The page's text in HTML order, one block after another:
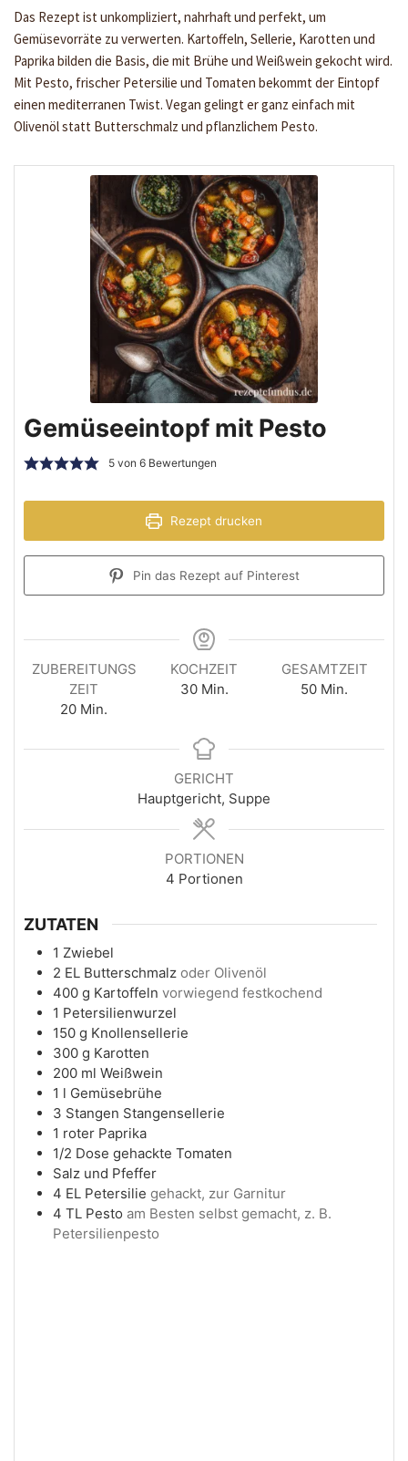
Das Rezept ist unkompliziert, nahrhaft und perfekt, um
Gemüsevorräte zu verwerten. Kartoffeln, Sellerie, Karotten und
Paprika bilden die Basis, die mit Brühe und Weißwein gekocht wird.
Mit Pesto, frischer Petersilie und Tomaten bekommt der Eintopf
einen mediterranen Twist. Vegan gelingt er ganz einfach mit
Olivenöl statt Butterschmalz und pflanzlichem Pesto.
Gemüseeintopf mit Pesto
5von 6Bewertungen
Rezept drucken
Pin das Rezept auf Pinterest
ZUBEREITUNGS
ZEIT
20 Min.
KOCHZEIT
30 Min.
GESAMTZEIT
50 Min.
GERICHT
Hauptgericht, Suppe
PORTIONEN
4 Portionen
ZUTATEN
1 Zwiebel
2 EL Butterschmalz oder Olivenöl
400 g Kartoffeln vorwiegend festkochend
1 Petersilienwurzel
150 g Knollensellerie
300 g Karotten
200 ml Weißwein
1 l Gemüsebrühe
3 Stangen Stangensellerie
1 roter Paprika
1/2 Dose gehackte Tomaten
Salz und Pfeffer
4 EL Petersilie gehackt, zur Garnitur
4 TL Pesto am Besten selbst gemacht, z. B.
Petersilienpesto